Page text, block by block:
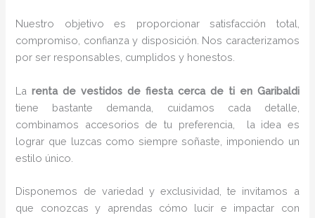
Nuestro objetivo es proporcionar satisfacción total,
compromiso, confianza y disposición. Nos caracterizamos
por ser responsables, cumplidos y honestos.
Larenta de vestidos de fiesta cerca de ti en Garibaldi
tiene bastante demanda, cuidamos cada detalle,
combinamos accesorios de tu preferencia, la idea es
lograr que luzcas como siempre soñaste, imponiendo un
estilo único.
Disponemos de variedad y exclusividad, te invitamos a
que conozcas y aprendas cómo lucir e impactar con